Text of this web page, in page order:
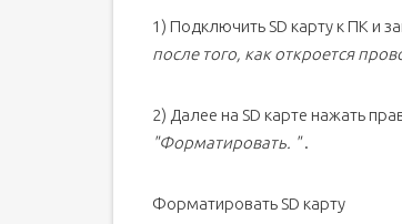
1) Подключить SD карту к ПК и
после того, как откроется
2) Далее на SD карте нажать
"Форматировать. ".
Форматировать SD карту